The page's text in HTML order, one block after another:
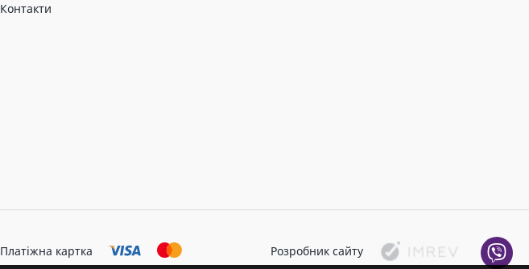
Контакти
Платіжна картка Розробник сайту